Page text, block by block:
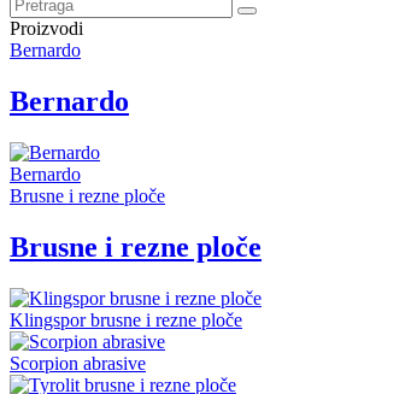
Proizvodi
Bernardo
Bernardo
Bernardo
Brusne i rezne ploče
Brusne i rezne ploče
Klingspor brusne i rezne ploče
Scorpion abrasive